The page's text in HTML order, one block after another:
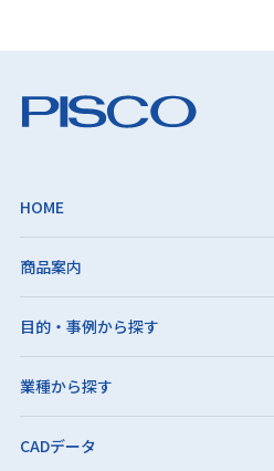
HOME
商品案内
目的・事例から探す
業種から探す
CADデータ